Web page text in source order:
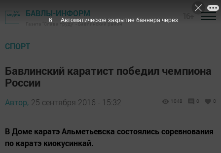
БАВЛЫ-ИНФОРМ
Газета "Слава труду" - Бавлинский район
СПОРТ
Бавлинский каратист победил чемпиона
России
Автор, 25 сентября 2016 - 15:32 1048 0 0
В Доме каратэ Альметьевска состоялись соревнования
по каратэ киокусинкай.
5 Автоматическое закрытие баннера через